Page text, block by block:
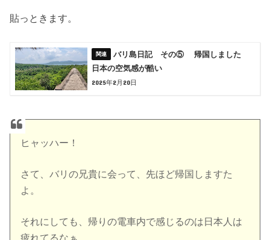
貼っときます。
バリ島日記 その⑤ 帰国しました
日本の空気感が酷い
2025年2月20日
ヒャッハー！
さて、バリの兄貴に会って、先ほど帰国しますた
よ。
それにしても、帰りの電車内で感じるのは日本人は